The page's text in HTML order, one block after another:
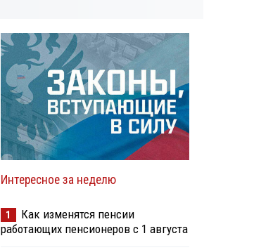
Интересное за неделю
1
Как изменятся пенсии
работающих пенсионеров с 1 августа